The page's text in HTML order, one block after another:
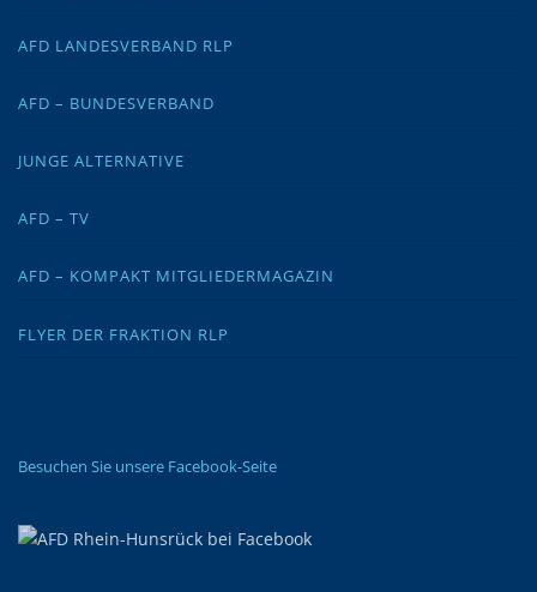
AFD LANDESVERBAND RLP
AFD – BUNDESVERBAND
JUNGE ALTERNATIVE
AFD – TV
AFD – KOMPAKT MITGLIEDERMAGAZIN
FLYER DER FRAKTION RLP
Besuchen Sie unsere Facebook-Seite